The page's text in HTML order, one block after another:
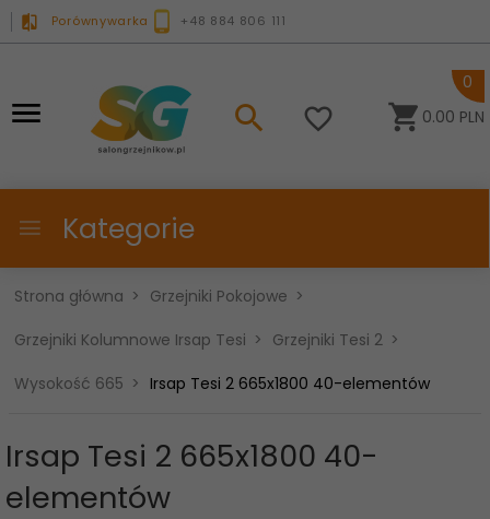
Porównywarka +48 884 806 111
0.00 PLN
0
Kategorie
Strona główna
Grzejniki Pokojowe
Grzejniki Kolumnowe Irsap Tesi
Grzejniki Tesi 2
Wysokość 665
Irsap Tesi 2 665x1800 40-elementów
Irsap Tesi 2 665x1800 40-
elementów